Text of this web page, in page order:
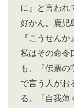
に』と言われ
好かん。鹿児
『こうせん
私はその命令
も、『伝票の
で言う人がお
る。『自我薄